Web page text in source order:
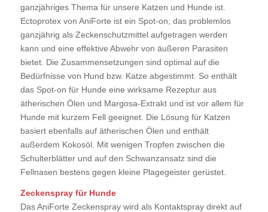
ganzjähriges Thema für unsere Katzen und Hunde ist.
Ectoprotex von AniForte ist ein Spot-on, das problemlos
ganzjährig als Zeckenschutzmittel aufgetragen werden
kann und eine effektive Abwehr von äußeren Parasiten
bietet. Die Zusammensetzungen sind optimal auf die
Bedürfnisse von Hund bzw. Katze abgestimmt. So enthält
das Spot-on für Hunde eine wirksame Rezeptur aus
ätherischen Ölen und Margosa-Extrakt und ist vor allem für
Hunde mit kurzem Fell geeignet. Die Lösung für Katzen
basiert ebenfalls auf ätherischen Ölen und enthält
außerdem Kokosöl. Mit wenigen Tropfen zwischen die
Schulterblätter und auf den Schwanzansatz sind die
Fellnasen bestens gegen kleine Plagegeister gerüstet.
Zeckenspray für Hunde
Das AniForte Zeckenspray wird als Kontaktspray direkt auf